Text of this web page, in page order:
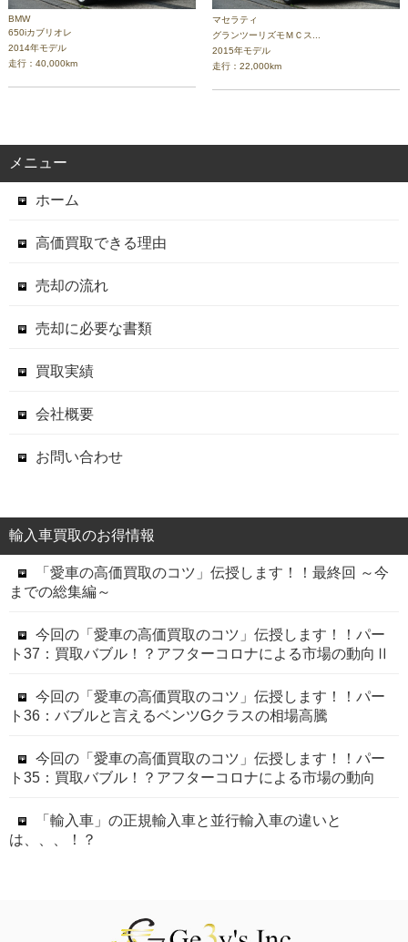
BMW
650iカブリオレ
2014年モデル
走行：40,000km
マセラティ
グランツーリズモＭＣス...
2015年モデル
走行：22,000km
メニュー
ホーム
高価買取できる理由
売却の流れ
売却に必要な書類
買取実績
会社概要
お問い合わせ
輸入車買取のお得情報
「愛車の高価買取のコツ」伝授します！！最終回 ～今
までの総集編～
今回の「愛車の高価買取のコツ」伝授します！！パー
ト37：買取バブル！？アフターコロナによる市場の動向Ⅱ
今回の「愛車の高価買取のコツ」伝授します！！パー
ト36：バブルと言えるベンツGクラスの相場高騰
今回の「愛車の高価買取のコツ」伝授します！！パー
ト35：買取バブル！？アフターコロナによる市場の動向
「輸入車」の正規輸入車と並行輸入車の違いと
は、、、！？